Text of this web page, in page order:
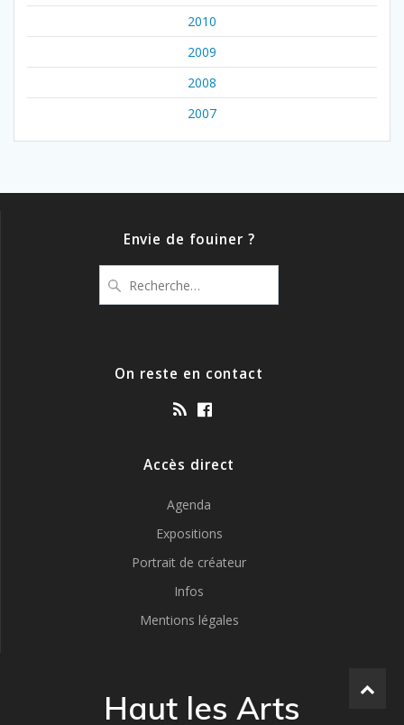
2010
2009
2008
2007
Envie de fouiner ?
pour
On reste en contact
Accès direct
Agenda
Expositions
Portrait de créateur
Infos
Mentions légales
Haut les Arts